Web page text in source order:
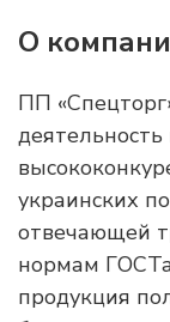
О
ПП
украинских
отвечающей
нормам
продукция